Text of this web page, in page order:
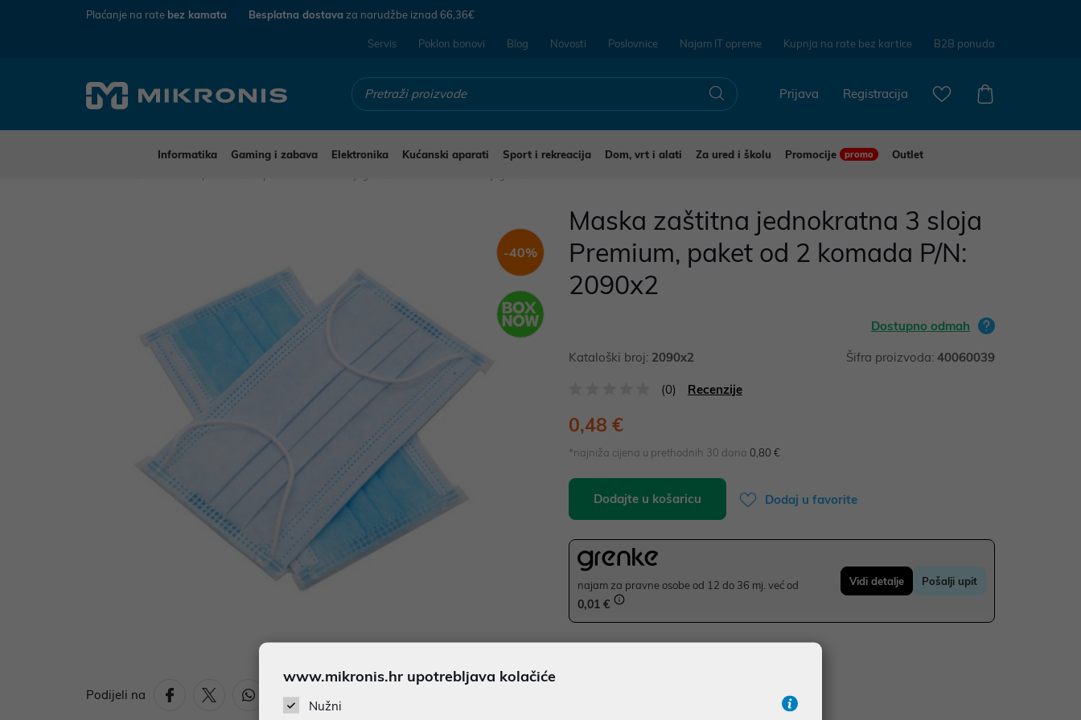
Plaćanje na rate bez kamata Besplatna dostava za narudžbe iznad 66,36€
Servis Poklon bonovi Blog Novosti Poslovnice Najam IT opreme Kupnja na rate bez kartice B2B ponuda
Registracija
Prijava
Informatika Gaming i zabava Elektronika Kućanski aparati Sport i rekreacija Dom, vrt i alati Za ured i školu Promocije promo
Outlet
-40%
Podijeli na
Maska zaštitna jednokratna 3 sloja
Premium, paket od 2 komada P/N:
2090x2
Dostupno odmah
Kataloški broj: 2090x2 Šifra proizvoda: 40060039
(0) Recenzije
0,48 €
*najniža cijena u prethodnih 30 dana 0,80 €
Dodajte u košaricu Dodaj u favorite
najam za pravne osobe od 12 do 36 mj. već od
0,01 €
Vidi detalje Pošalji upit
BESPLATNA DOSTAVA ZA NARUDŽBE IZNAD 66,36€
www.mikronis.hr upotrebljava kolačiće
Nužni